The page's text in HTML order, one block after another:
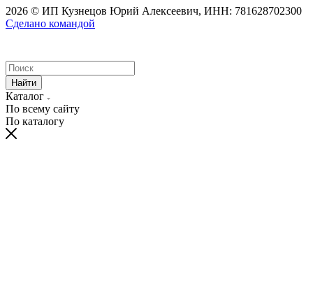
2026 © ИП Кузнецов Юрий Алексеевич, ИНН: 781628702300
Сделано командой
Найти
Каталог
По всему сайту
По каталогу